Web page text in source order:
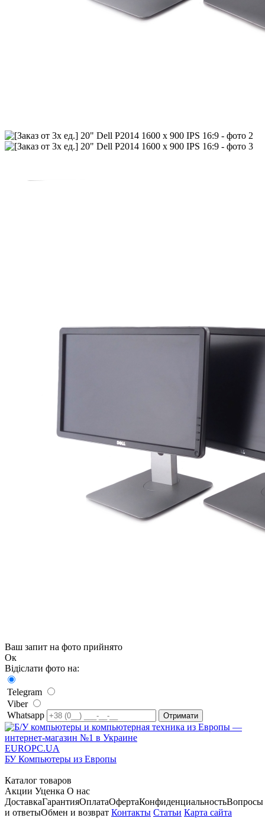
Ваш запит на фото прийнято
Ок
Відіслати фото на:
Telegram
Viber
Whatsapp
EUROPC.UA
БУ Компьютеры из Европы
Каталог товаров
Акции Уценка О нас
ДоставкаГарантияОплатаОфертаКонфиденциальностьВопросы
и ответыОбмен и возврат Контакты Статьи Карта сайта